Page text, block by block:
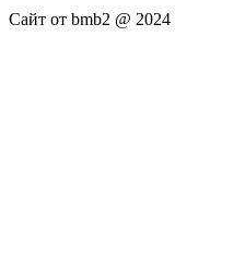
Сайт от bmb2 @ 2024